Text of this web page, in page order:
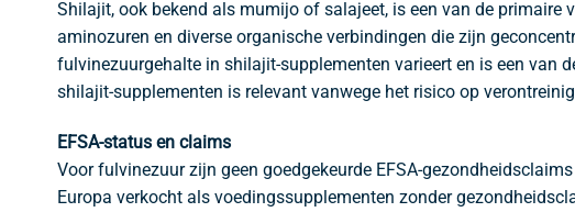
Shilajit, ook bekend als mumijo of salajeet, is een van de
aminozuren en diverse organische verbindingen die zijn
fulvinezuurgehalte in shilajit-supplementen varieert en is een van
shilajit-supplementen is relevant vanwege het risico op
EFSA-status en claims
Voor fulvinezuur zijn geen goedgekeurde EFSA-
Europa verkocht als voedingssupplementen zonder